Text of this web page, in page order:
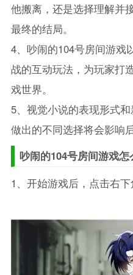
他搬离，还是选择理解并
最终的结局。
4、吵闹的104号房间游戏
战的互动玩法，为玩家打
戏世界。
5、视觉小说的表现形式
做出的不同选择将会影响
吵闹的104号房间游戏怎
1、开始游戏后，点击右下